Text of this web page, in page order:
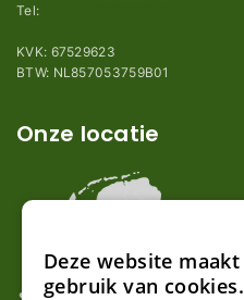
Tel:
KVK: 67529623
BTW: NL857053759B01
Onze locatie
Deze website maakt
gebruik van cookies.